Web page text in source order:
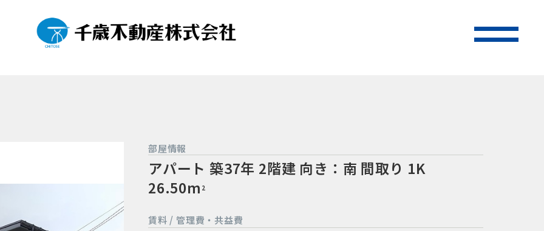
部屋情報
アパート 築37年 2階建 向き：南 間取り 1K
26.50m 2
賃料 / 管理費・共益費